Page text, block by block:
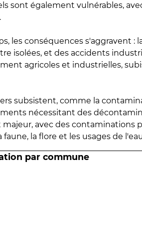
sont également vulnérables,
les conséquences s'aggravent :
isolées, et des accidents
agricoles et industrielles,
subsistent, comme la
nécessitant des
avec des contaminations
la flore et les usages de
par commune